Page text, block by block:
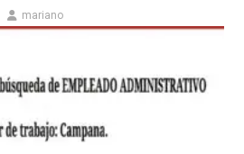
mariano